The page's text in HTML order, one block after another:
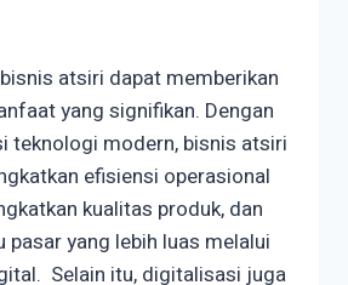
atsiri dapat memberikan
yang signifikan. Dengan
teknologi modern, bisnis atsiri
efisiensi operasional
kualitas produk, dan
pasar yang lebih luas melalui
Selain itu, digitalisasi juga